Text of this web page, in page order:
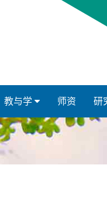
教与学 师资 研